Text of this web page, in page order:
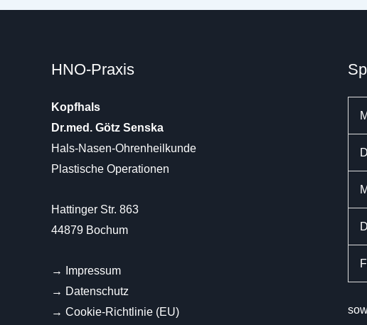
HNO-Praxis
Kopfhals
Dr.med. Götz Senska
Hals-Nasen-Ohrenheilkunde
Plastische Operationen
Hattinger Str. 863
44879 Bochum
→
Impressum
→ Datenschutz
→ Cookie-Richtlinie (EU)